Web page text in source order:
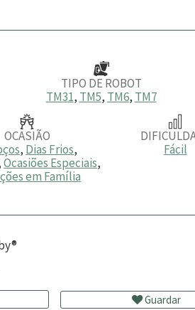
u
TIPO DE ROBOT
TM31, TM5, TM6, TM7
OCASIÃO
, Dias Frios,
Ocasiões Especiais,
em Família
Fácil
Guardar